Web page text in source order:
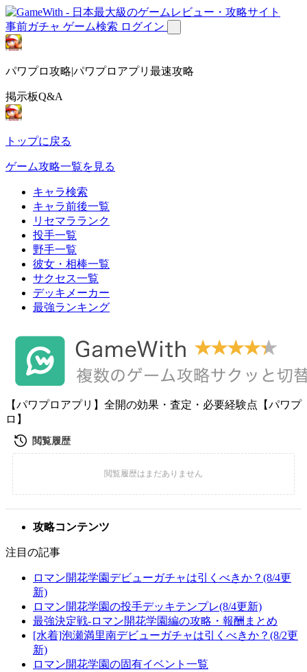
事前ガチャ ゲーム検索 ログイン
パワプロ攻略|パワプロアプリ最速攻略
掲示板Q&A
トップに戻る
ゲーム攻略一覧を見る
キャラ検索
キャラ前後一覧
リセマラランク
投手一覧
野手一覧
彼女・相棒一覧
サクセス一覧
デッキメーカー
最強ランキング
【パワプロアプリ】全開の効果・査定・必要経験点【パワプ
ロ】
攻略コンテンツ
注目の記事
ロマン開花学園デビューガチャは引くべきか？(8/4更
新)
ロマン開花学園の投手デッキテンプレ(8/4更新)
最強決定戦-ロマン開花学園編の攻略・報酬まとめ
[水着]泡瀬満里南デビューガチャは引くべきか？(8/2更
新)
ロマン開花学園の固有イベント一覧